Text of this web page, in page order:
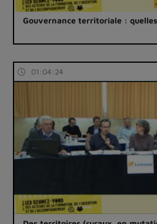
Gouvernance territoriale :
01:04:24